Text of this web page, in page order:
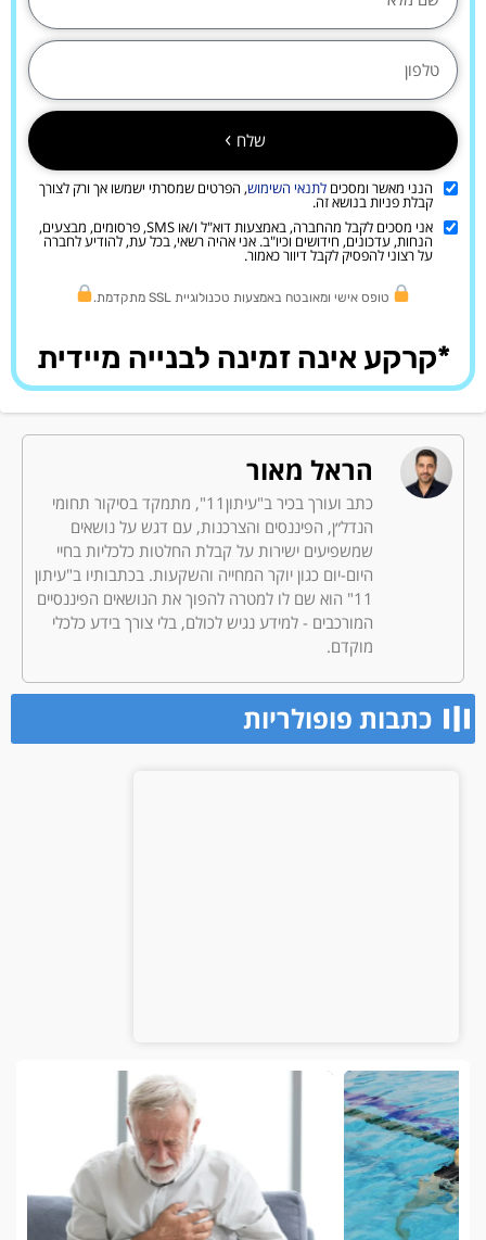
הנני מאשר ומסכים לתנאי השימוש, הפרטים שמסרתי ישמשו אך ורק לצורך
קבלת פניות בנושא זה.
אני מסכים לקבל מהחברה, באמצעות דוא"ל ו/או SMS, פרסומים, מבצעים,
הנחות, עדכונים, חידושים וכיו"ב. אני אהיה רשאי, בכל עת, להודיע לחברה
על רצוני להפסיק לקבל דיוור כאמור.
שלח
טופס אישי ומאובטח באמצעות טכנולוגיית SSL מתקדמת.
*קרקע אינה זמינה לבנייה מיידית
הראל מאור
כתב ועורך בכיר ב"עיתון11", מתמקד בסיקור תחומי
הנדל״ן, הפיננסים והצרכנות, עם דגש על נושאים
שמשפיעים ישירות על קבלת החלטות כלכליות בחיי
היום-יום כגון יוקר המחייה והשקעות. בכתבותיו ב"עיתון
11" הוא שם לו למטרה להפוך את הנושאים הפיננסיים
המורכבים - למידע נגיש לכולם, בלי צורך בידע כלכלי
מוקדם.
כתבות פופולריות​